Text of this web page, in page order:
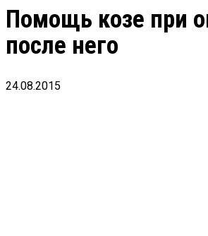
Помощь козе при
после него
24.08.2015